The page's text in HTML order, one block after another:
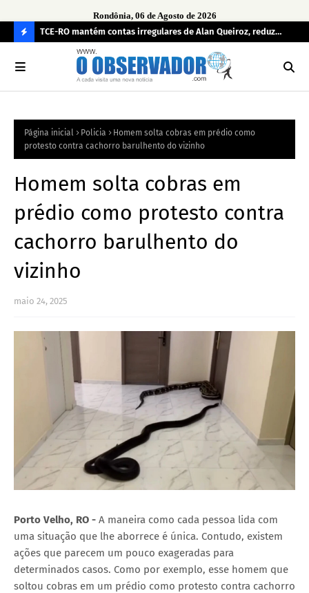
Rondônia, 06 de Agosto de 2026
O
R
TCE-RO mantém contas irregulares de Alan Queiroz, reduz
multa e caso pode gerar Inelegibilidade
Página inicial Policia
Homem solta cobras em prédio como
protesto contra cachorro barulhento do vizinho
Homem solta cobras em
prédio como protesto contra
cachorro barulhento do
vizinho
maio 24, 2025
Porto Velho, RO - A maneira como cada pessoa lida com
uma situação que lhe aborrece é única. Contudo, existem
ações que parecem um pouco exageradas para
determinados casos. Como por exemplo, esse homem que
soltou cobras em um prédio como protesto contra cachorro